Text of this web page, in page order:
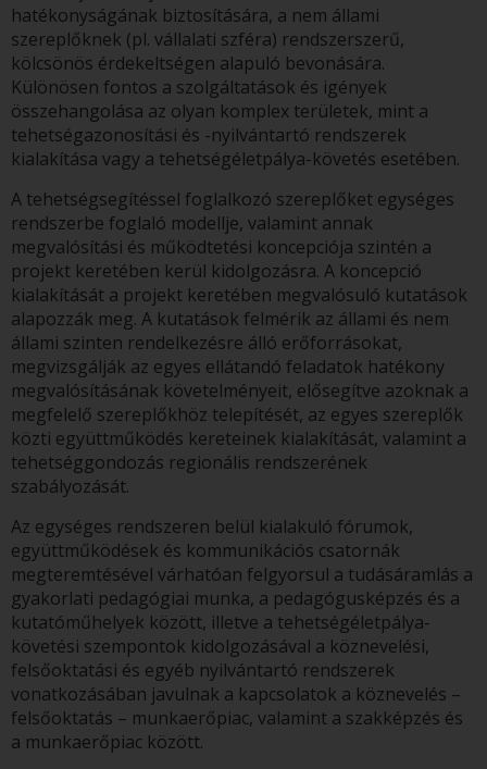
hatékonyságának biztosítására, a nem állami
szereplőknek (pl. vállalati szféra) rendszerszerű,
kölcsönös érdekeltségen alapuló bevonására.
Különösen fontos a szolgáltatások és igények
összehangolása az olyan komplex területek, mint a
tehetségazonosítási és -nyilvántartó rendszerek
kialakítása vagy a tehetségéletpálya-követés esetében.
A tehetségsegítéssel foglalkozó szereplőket egységes
rendszerbe foglaló modellje, valamint annak
megvalósítási és működtetési koncepciója szintén a
projekt keretében kerül kidolgozásra. A koncepció
kialakítását a projekt keretében megvalósuló kutatások
alapozzák meg. A kutatások felmérik az állami és nem
állami szinten rendelkezésre álló erőforrásokat,
megvizsgálják az egyes ellátandó feladatok hatékony
megvalósításának követelményeit, elősegítve azoknak a
megfelelő szereplőkhöz telepítését, az egyes szereplők
közti együttműködés kereteinek kialakítását, valamint a
tehetséggondozás regionális rendszerének
szabályozását.
Az egységes rendszeren belül kialakuló fórumok,
együttműködések és kommunikációs csatornák
megteremtésével várhatóan felgyorsul a tudásáramlás a
gyakorlati pedagógiai munka, a pedagógusképzés és a
kutatóműhelyek között, illetve a tehetségéletpálya-
követési szempontok kidolgozásával a köznevelési,
felsőoktatási és egyéb nyilvántartó rendszerek
vonatkozásában javulnak a kapcsolatok a köznevelés –
felsőoktatás – munkaerőpiac, valamint a szakképzés és
a munkaerőpiac között.